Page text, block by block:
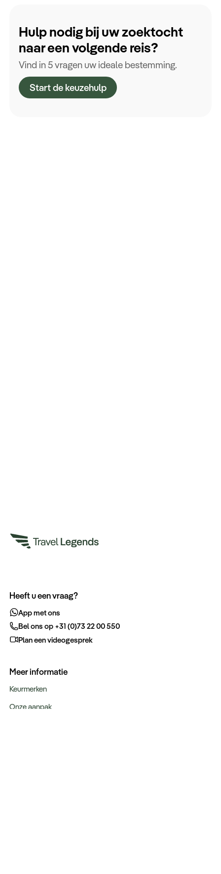
Hulp nodig bij uw zoektocht
naar een volgende reis?
Vind in 5 vragen uw ideale bestemming.
Start de keuzehulp
Heeft u een vraag?
App met ons
Bel ons op +31 (0)73 22 00 550
Plan een videogesprek
Meer informatie
Keurmerken
Onze aanpak